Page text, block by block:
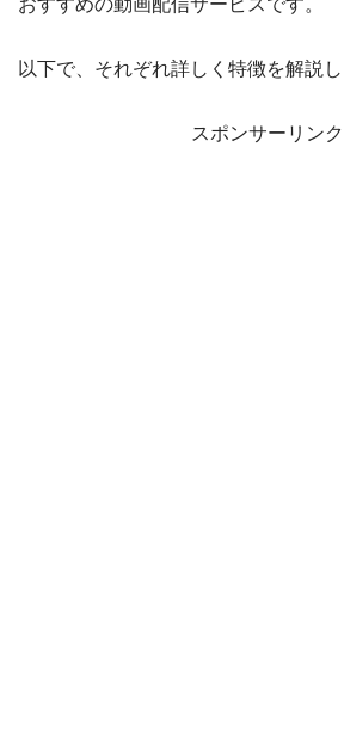
以下で、それぞれ詳しく特徴を解説し
スポンサーリンク